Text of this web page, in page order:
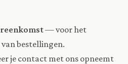
— voor het
bestellingen.
je contact met ons opneemt